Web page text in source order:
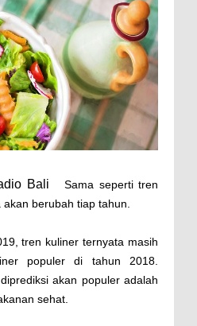
Bali Sama seperti tren
berubah tiap tahun.
tren kuliner ternyata masih
populer di tahun 2018.
akan populer adalah
sehat.